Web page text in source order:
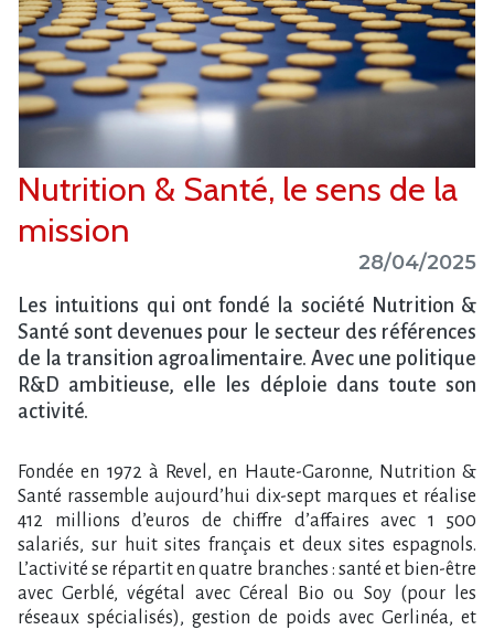
Nutrition & Santé, le sens de la
mission
28/04/2025
Les intuitions qui ont fondé la société Nutrition &
Santé sont devenues pour le secteur des références
de la transition agroalimentaire. Avec une politique
R&D ambitieuse, elle les déploie dans toute son
activité.
Fondée en 1972 à Revel, en Haute-Garonne, Nutrition &
Santé rassemble aujourd’hui dix-sept marques et réalise
412 millions d’euros de chiffre d’affaires avec 1 500
salariés, sur huit sites français et deux sites espagnols.
L’activité se répartit en quatre branches : santé et bien-être
avec Gerblé, végétal avec Céreal Bio ou Soy (pour les
réseaux spécialisés), gestion de poids avec Gerlinéa, et